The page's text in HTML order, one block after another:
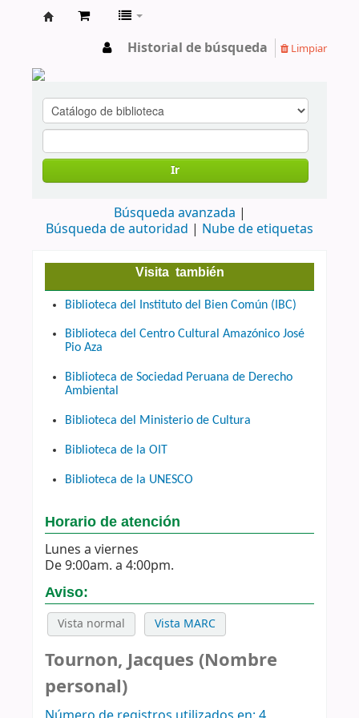
Historial de búsqueda Limpiar
Ir
Búsqueda avanzada
Búsqueda de autoridad
Nube de etiquetas
Visita también
Biblioteca del Instituto del Bien Común (IBC)
Biblioteca del Centro Cultural Amazónico José
Pio Aza
Biblioteca de Sociedad Peruana de Derecho
Ambiental
Biblioteca del Ministerio de Cultura
Biblioteca de la OIT
Biblioteca de la UNESCO
Horario de atención
Lunes a viernes
De 9:00am. a 4:00pm.
Aviso:
Vista normal Vista MARC
Tournon, Jacques (Nombre
personal)